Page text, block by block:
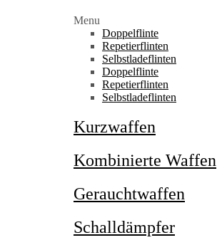
Menu
Doppelflinte
Repetierflinten
Selbstladeflinten
Doppelflinte
Repetierflinten
Selbstladeflinten
Kurzwaffen
Kombinierte Waffen
Gerauchtwaffen
Schalldämpfer